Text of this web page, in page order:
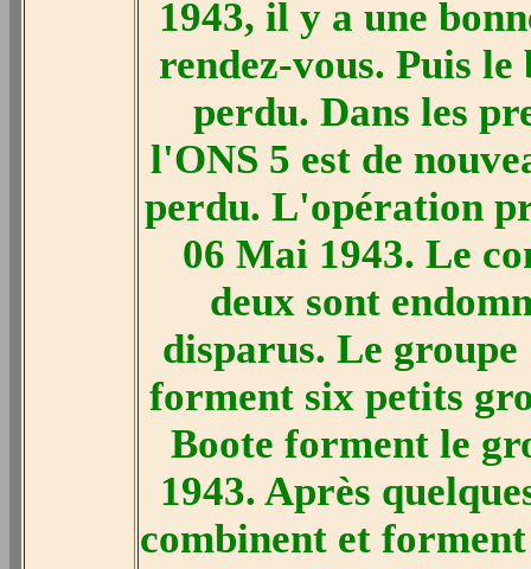
1943, il y a une
rendez-vous. Puis
perdu. Dans les
l'ONS 5 est de
perdu. L'opération
06 Mai 1943. Le
deux sont
disparus. Le
forment six petits
Boote forment le
1943. Après
combinent et